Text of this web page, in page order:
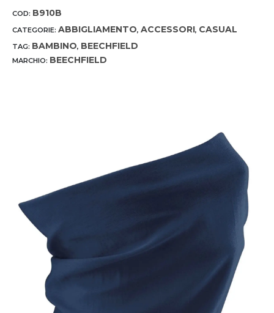
COD: B910B
CATEGORIE: ABBIGLIAMENTO, ACCESSORI, CASUAL
TAG: BAMBINO, BEECHFIELD
MARCHIO: BEECHFIELD